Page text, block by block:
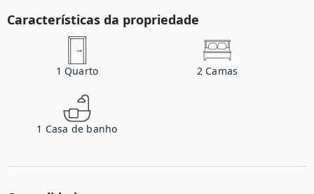
Características da propriedade
1 Quarto 2 Camas
1 Casa de banho